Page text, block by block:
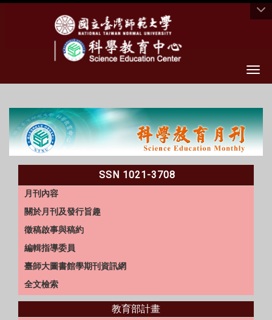
SSN 1021-3708
月刊內容
關於月刊及發行旨趣
徵稿啟事與稿約
編輯指導委員
臺師大圖書館學期刊資訊網
全文檢索
教育部計畫